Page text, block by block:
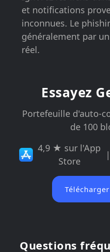
et notifications
inconnues. Le
généralement par
réel.
Essayez
Portefeuille d'auto-
de 100
4,9 ★ sur l'App
Store
|
Questions